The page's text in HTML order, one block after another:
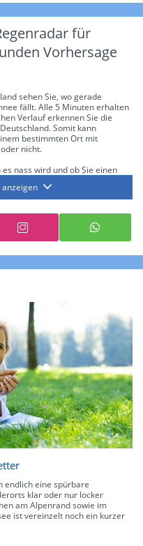
für
Vorhersage
sehen Sie, wo gerade
fällt. Alle 5 Minuten erhalten
Verlauf erkennen Sie die
Somit kann
bestimmten Ort mit
nicht.
nass wird und ob Sie einen
sich laut offiziellen Richtlinien
pro Stunde Regen- bzw.
Die hellen Blautöne
Schneefälle mit einer
repräsentiert mäßige bis
Hier können bereits Gewitter
mit
die Zuggeschwindigkeit der
abgeschätzt
gibt es eine
Stunden. So sehen Sie genau,
Schneefall zu rechnen ist bzw.
einer Niederschlagsfront.
endlich eine spürbare
klar oder nur locker
am Alpenrand sowie im
ist vereinzelt noch ein kurzer